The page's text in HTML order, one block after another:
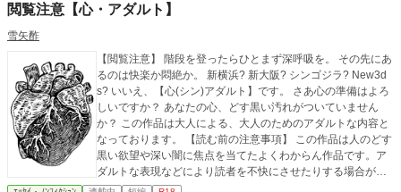
閲覧注意【心・アダルト】
雪矢酢
【閲覧注意】 階段を登ったらひとまず深呼吸を。 その先にあ
るのは快楽か悶絶か。 新横浜? 新大阪? シンゴジラ? New3d
s? いいえ、【心(シン)アダルト】です。 さあ心の準備はよろ
しいですか？ あなたの心、どす黒い汚れがついていません
か？ この作品は大人による、大人のためのアダルトな内容と
なっております。 【読む前の注意事項】 この作品は人のどす
黒い欲望や深い闇に焦点を当てたよくわからん作品です。ア
ダルトな表現などにより読者を不快にさせたりする場合があ
るかと思います。 そうしたことへの配慮は一切ありません。